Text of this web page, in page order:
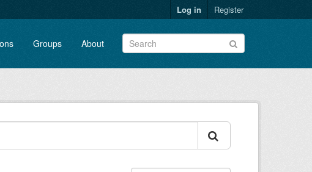
Log in Register
Groups About